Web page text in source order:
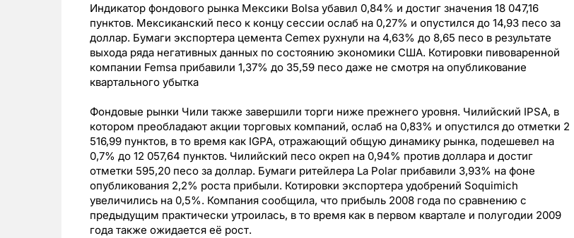
Индикатор фондового рынка Мексики Bolsa убавил 0,84% и достиг значения 18 047,16
пунктов. Мексиканский песо к концу сессии ослаб на 0,27% и опустился до 14,93 песо за
доллар. Бумаги экспортера цемента Cemex рухнули на 4,63% до 8,65 песо в результате
выхода ряда негативных данных по состоянию экономики США. Котировки пивоваренной
компании Femsa прибавили 1,37% до 35,59 песо даже не смотря на опубликование
квартального убытка
Фондовые рынки Чили также завершили торги ниже прежнего уровня. Чилийский IPSA, в
котором преобладают акции торговых компаний, ослаб на 0,83% и опустился до отметки 2
516,99 пунктов, в то время как IGPA, отражающий общую динамику рынка, подешевел на
0,7% до 12 057,64 пунктов. Чилийский песо окреп на 0,94% против доллара и достиг
отметки 595,20 песо за доллар. Бумаги ритейлера La Polar прибавили 3,93% на фоне
опубликования 2,2% роста прибыли. Котировки экспортера удобрений Soquimich
увеличились на 0,5%. Компания сообщила, что прибыль 2008 года по сравнению с
предыдущим практически утроилась, в то время как в первом квартале и полугодии 2009
года также ожидается её рост.